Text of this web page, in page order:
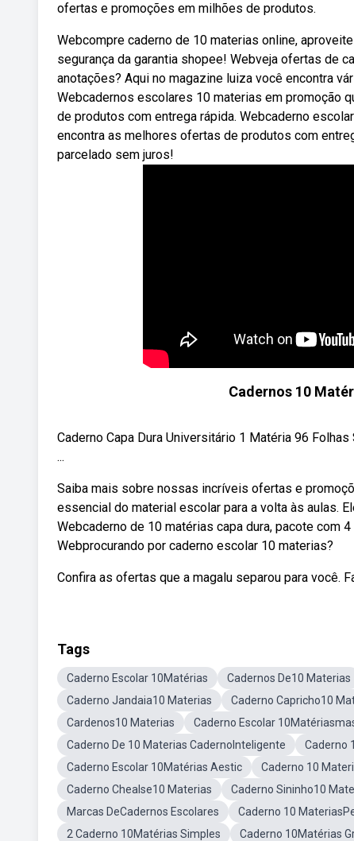
ofertas e promoções em milhões de produtos.
Webcompre caderno de 10 materias online,
segurança da garantia shopee! Webveja ofertas de
anotações? Aqui no magazine luiza você encontra
Webcadernos escolares 10 materias em promoção
de produtos com entrega rápida. Webcaderno
encontra as melhores ofertas de produtos com
parcelado sem juros!
Cadernos 10
Caderno Capa Dura Universitário 1 Matéria 96
...
Saiba mais sobre nossas incríveis ofertas e
essencial do material escolar para a volta às aulas.
Webcaderno de 10 matérias capa dura, pacote com
Webprocurando por caderno escolar 10 materias?
Confira as ofertas que a magalu separou para você.
Tags
Caderno Escolar 10Matérias Cadernos De10 Materias
Caderno Jandaia10 Materias
Caderno Capricho10
Cardenos10 Materias
Caderno Escolar
Caderno De 10 Materias CadernoInteligente
Caderno
Caderno Escolar 10Matérias Aestic
Caderno 10
Caderno Chealse10 Materias
Caderno Sininho10
Marcas DeCadernos Escolares
Caderno 10
2 Caderno 10Matérias Simples
Caderno 10Matérias